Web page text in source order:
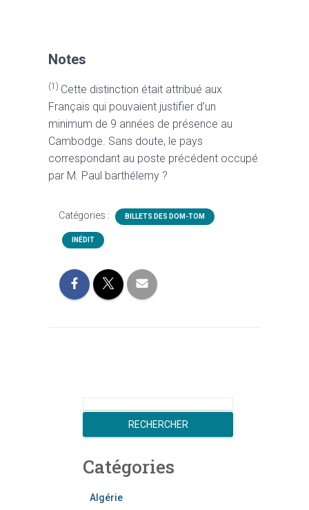
Notes
(1) Cette distinction était attribué aux
Français qui pouvaient justifier d’un
minimum de 9 années de présence au
Cambodge. Sans doute, le pays
correspondant au poste précédent occupé
par M. Paul barthélemy ?
Catégories : BILLETS DES DOM-TOM
INÉDIT
c
e
RECHERCHER
Catégories
Algérie